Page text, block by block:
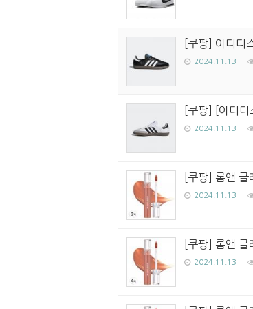
[쿠팡] 아디
2024.11.13
[쿠팡] [아디
2024.11.13
[쿠팡] 롬앤
2024.11.13
[쿠팡] 롬앤
2024.11.13